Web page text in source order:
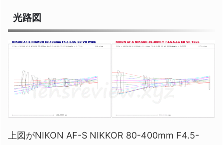
光路図
上図がNIKON AF-S NIKKOR 80-400mm F4.5-